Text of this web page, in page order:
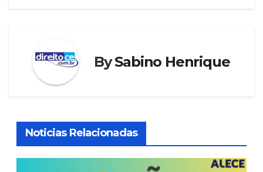
BySabino Henrique
Noticias Relacionadas